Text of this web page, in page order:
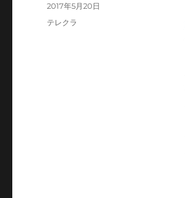
投
2017年5月20日
カ
テレクラ